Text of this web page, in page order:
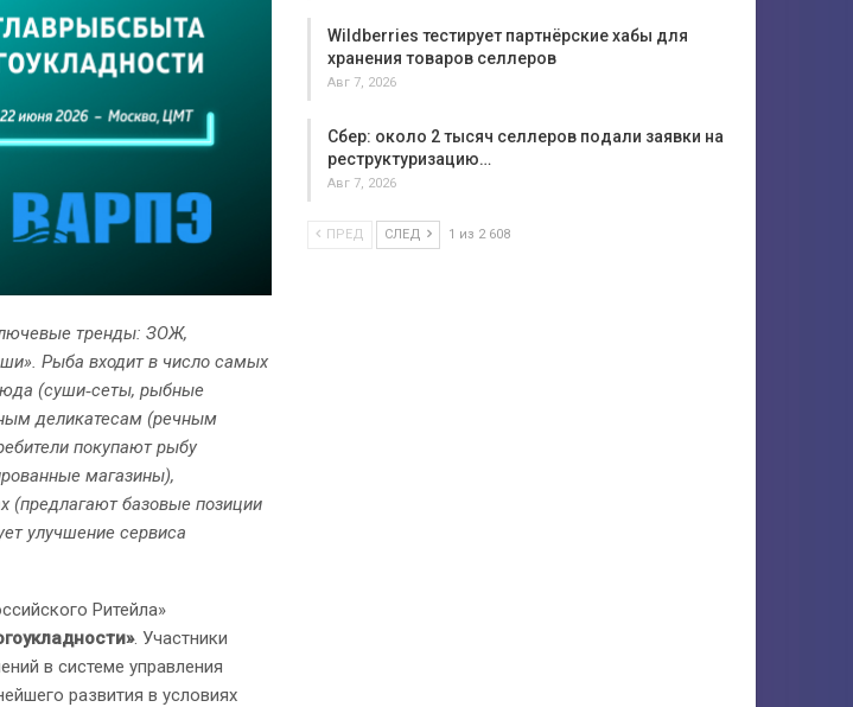
тренды: ЗОЖ,
Рыба входит в число самых
(суши‑сеты, рыбные
деликатесам (речным
покупают рыбу
магазины),
(предлагают базовые позиции
улучшение сервиса
Ритейла»
. Участники
в системе управления
развития в условиях
Wildberries тестирует партнёрские хабы для
хранения товаров селлеров
Авг 7, 2026
Сбер: около 2 тысяч селлеров подали заявки на
реструктуризацию…
Авг 7, 2026
ПРЕД СЛЕД 1 из 2 608